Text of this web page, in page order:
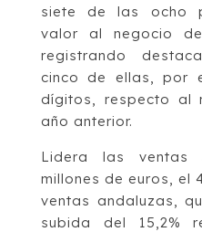
siete de las ocho
valor al negocio
registrando
cinco de ellas, por
dígitos, respecto al
año anterior.
Lidera las ventas
millones de euros, el
ventas andaluzas,
subida del 15,2%